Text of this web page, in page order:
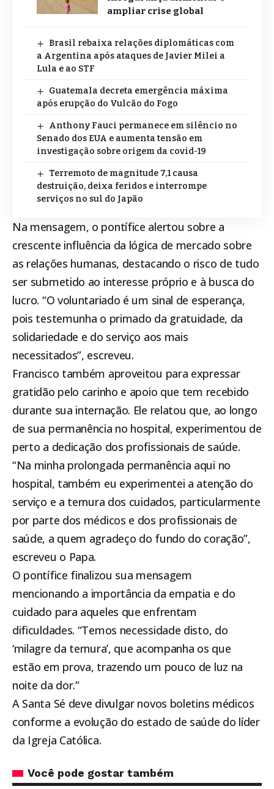
ampliar crise global
Brasil rebaixa relações diplomáticas com
a Argentina após ataques de Javier Milei a
Lula e ao STF
Guatemala decreta emergência máxima
após erupção do Vulcão do Fogo
Anthony Fauci permanece em silêncio no
Senado dos EUA e aumenta tensão em
investigação sobre origem da covid-19
Terremoto de magnitude 7,1 causa
destruição, deixa feridos e interrompe
serviços no sul do Japão
Na mensagem, o pontífice alertou sobre a
crescente influência da lógica de mercado sobre
as relações humanas, destacando o risco de tudo
ser submetido ao interesse próprio e à busca do
lucro. “O voluntariado é um sinal de esperança,
pois testemunha o primado da gratuidade, da
solidariedade e do serviço aos mais
necessitados”, escreveu.
Francisco também aproveitou para expressar
gratidão pelo carinho e apoio que tem recebido
durante sua internação. Ele relatou que, ao longo
de sua permanência no hospital, experimentou de
perto a dedicação dos profissionais de saúde.
“Na minha prolongada permanência aqui no
hospital, também eu experimentei a atenção do
serviço e a ternura dos cuidados, particularmente
por parte dos médicos e dos profissionais de
saúde, a quem agradeço do fundo do coração”,
escreveu o Papa.
O pontífice finalizou sua mensagem
mencionando a importância da empatia e do
cuidado para aqueles que enfrentam
dificuldades. “Temos necessidade disto, do
‘milagre da ternura’, que acompanha os que
estão em prova, trazendo um pouco de luz na
noite da dor.”
A Santa Sé deve divulgar novos boletins médicos
conforme a evolução do estado de saúde do líder
da Igreja Católica.
Você pode gostar também